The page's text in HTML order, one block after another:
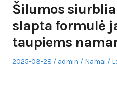
Šilumos
slapta formulė
taupiems
Posted
2025-03-28 Author
admin
Posted
Namai